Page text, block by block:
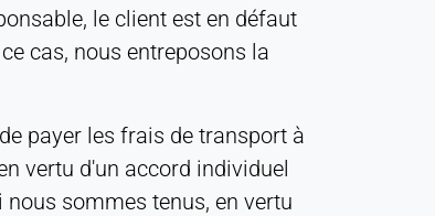
le client est en défaut
cas, nous entreposons la
payer les frais de transport à
vertu d'un accord individuel
sommes tenus, en vertu